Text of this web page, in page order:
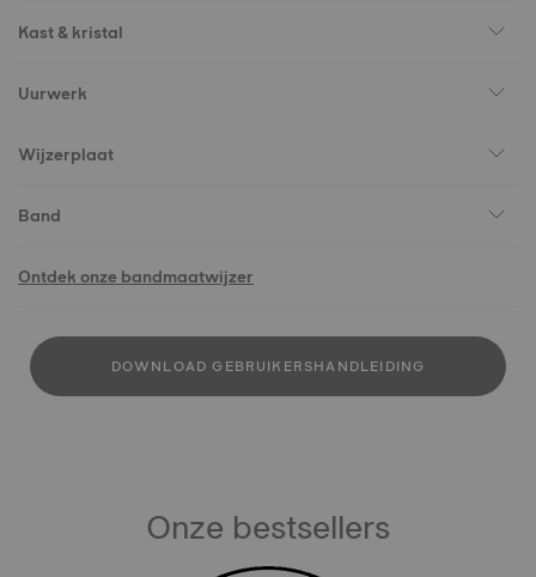
Kast & kristal
Uurwerk
Wijzerplaat
Band
Ontdek onze bandmaatwijzer
DOWNLOAD GEBRUIKERSHANDLEIDING
Onze bestsellers